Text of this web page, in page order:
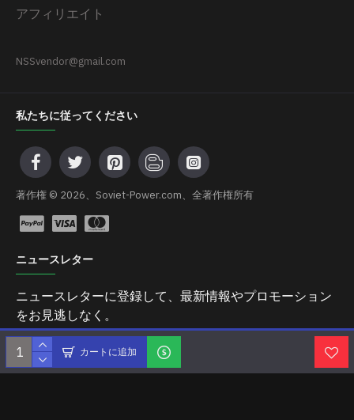
カートに追加
アフィリエイト
NSSvendor@gmail.com
私たちに従ってください
著作権 © 2026、Soviet-Power.com、全著作権所有
ニュースレター
ニュースレターに登録して、最新情報やプロモーション
をお見逃しなく。
送信